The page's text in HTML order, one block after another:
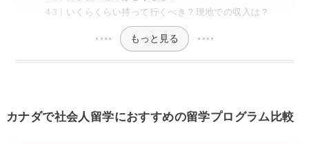
いくらくらい持って行くべき？現地での収入は？
もっと見る
カナダで社会人留学におすすめの留学プログラム比較